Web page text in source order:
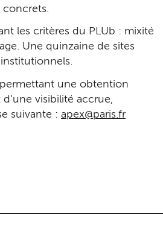
concrets.
les critères du PLUb : mixité
Une quinzaine de sites
une obtention
visibilité accrue,
suivante : apex@paris.fr